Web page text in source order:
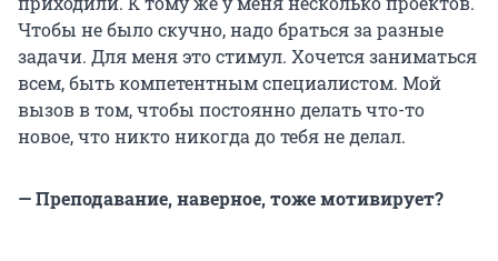
Чтобы не было скучно, надо браться за разные
задачи. Для меня это стимул. Хочется заниматься
всем, быть компетентным специалистом. Мой
вызов в том, чтобы постоянно делать что-то
новое, что никто никогда до тебя не делал.
— Преподавание, наверное, тоже мотивирует?